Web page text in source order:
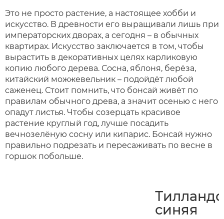
Это не просто растение, а настоящее хобби и
искусство. В древности его выращивали лишь при
императорских дворах, а сегодня – в обычных
квартирах. Искусство заключается в том, чтобы
вырастить в декоративных целях карликовую
копию любого дерева. Сосна, яблоня, берёза,
китайский можжевельник – подойдёт любой
саженец. Стоит помнить, что бонсай живёт по
правилам обычного древа, а значит осенью с него
опадут листья. Чтобы созерцать красивое
растение круглый год, лучше посадить
вечнозелёную сосну или кипарис. Бонсай нужно
правильно подрезать и пересаживать по весне в
горшок побольше.
синяя